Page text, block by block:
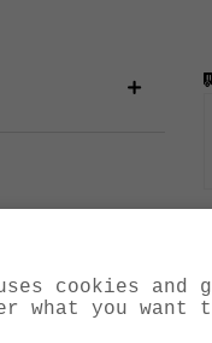
? cookies and
what you want